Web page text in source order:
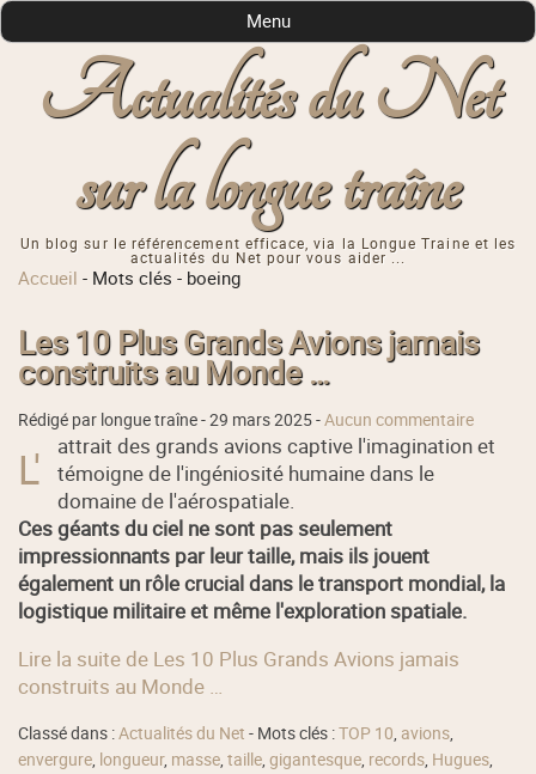
Actualités du Net
sur la longue traîne
Un blog sur le référencement efficace, via la Longue Traine et les
actualités du Net pour vous aider ...
Menu
Accueil - Mots clés - boeing
Les 10 Plus Grands Avions jamais
construits au Monde …
Rédigé par longue traîne -29 mars 2025-Aucun commentaire
L'
attrait des grands avions captive l'imagination et
témoigne de l'ingéniosité humaine dans le
domaine de l'aérospatiale.
Ces géants du ciel ne sont pas seulement
impressionnants par leur taille, mais ils jouent
également un rôle crucial dans le transport mondial, la
logistique militaire et même l'exploration spatiale.
Lire la suite de Les 10 Plus Grands Avions jamais
construits au Monde …
Classé dans :Actualités du Net - Mots clés :TOP 10, avions,
envergure, longueur, masse,taille,gigantesque, records, Hugues,